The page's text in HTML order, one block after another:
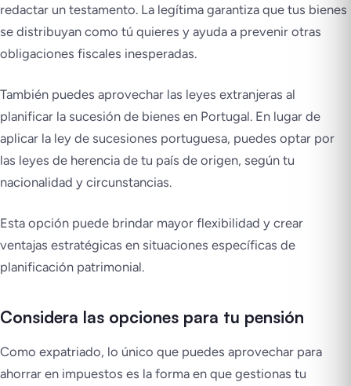
redactar un testamento. La legítima garantiza que tus bienes
se distribuyan como tú quieres y ayuda a prevenir otras
obligaciones fiscales inesperadas.
También puedes aprovechar las leyes extranjeras al
planificar la sucesión de bienes en Portugal. En lugar de
aplicar la ley de sucesiones portuguesa, puedes optar por
las leyes de herencia de tu país de origen, según tu
nacionalidad y circunstancias.
Esta opción puede brindar mayor flexibilidad y crear
ventajas estratégicas en situaciones específicas de
planificación patrimonial.
Considera las opciones para tu pensión
Como expatriado, lo único que puedes aprovechar para
ahorrar en impuestos es la forma en que gestionas tu